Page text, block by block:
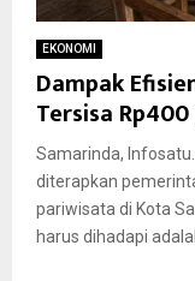
EKONOMI
Dampak
Tersisa
Samarinda,
diterapkan
pariwisata di Kota
harus dihadapi